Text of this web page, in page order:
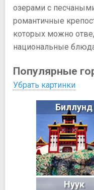
озерами с
романтичные
которых можно
национальные
Популярные
Убрать картинки
Биллунд
Нуук